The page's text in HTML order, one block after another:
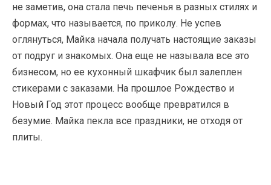
не заметив, она стала печь печенья в разных стилях и
формах, что называется, по приколу. Не успев
оглянуться, Майка начала получать настоящие заказы
от подруг и знакомых. Она еще не называла все это
бизнесом, но ее кухонный шкафчик был залеплен
стикерами с заказами. На прошлое Рождество и
Новый Год этот процесс вообще превратился в
безумие. Майка пекла все праздники, не отходя от
плиты.